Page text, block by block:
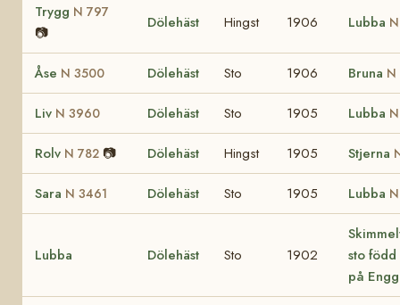
Trygg N 797
📷
Dölehäst Hingst 1906 Lubba
Åse N 3500 Dölehäst Sto 1906 Bruna
Liv N 3960 Dölehäst Sto 1905 Lubba
Rolv N 782 📷 Dölehäst Hingst 1905 Stjerna
Sara N 3461 Dölehäst Sto 1905 Lubba
Lubba Dölehäst Sto 1902
sto född
på